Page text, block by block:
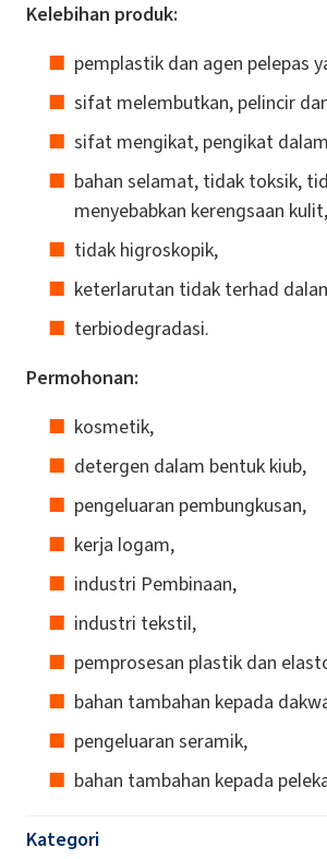
Kelebihan produk:
pemplastik dan agen pelepas
sifat melembutkan, pelincir
sifat mengikat, pengikat
bahan selamat, tidak toksik,
menyebabkan kerengsaan kulit,
tidak higroskopik,
keterlarutan tidak terhad
terbiodegradasi.
Permohonan:
kosmetik,
detergen dalam bentuk kiub,
pengeluaran pembungkusan,
kerja logam,
industri Pembinaan,
industri tekstil,
pemprosesan plastik dan
bahan tambahan kepada
pengeluaran seramik,
bahan tambahan kepada
Kategori